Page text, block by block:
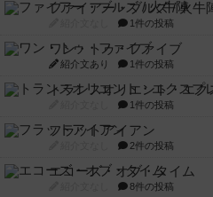
ファイアー・ブルズ / 火牛
1件の投稿
ワン・トゥ・ファイブ
紹介文あり 1件の投稿
トランスオリエント・エク
1件の投稿
フラットアイアン
2件の投稿
エコーズ・オブ・タイム
8件の投稿